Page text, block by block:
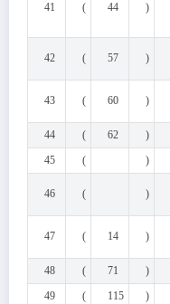
41 ( 44 )
42 ( 57 )
43 ( 60 )
44
( 62 )
45
( )
46 ( )
47 ( 14 )
48
( 71 )
49
( 115 )